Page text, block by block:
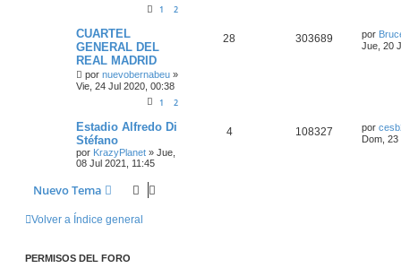
1 2
CUARTEL
GENERAL DEL
REAL MADRID
por nuevobernabeu »
Vie, 24 Jul 2020, 00:38
1 2
28 303689 por
Jue, 20
Estadio Alfredo Di
Stéfano
por KrazyPlanet » Jue,
08 Jul 2021, 11:45
4 108327 por
Dom, 23
Nuevo Tema
Volver a Índice general
PERMISOS DEL FORO